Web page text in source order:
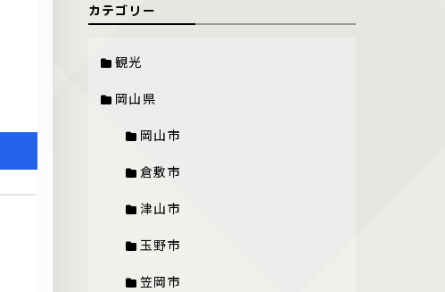
カテゴリー
観光
岡山県
岡山市
倉敷市
津山市
玉野市
笠岡市